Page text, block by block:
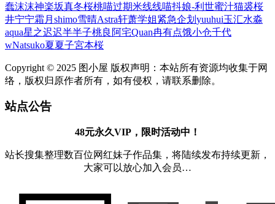
蠢沫沫神楽坂真冬桜桃喵过期米线线喵抖娘-利世蜜汁猫裘桜
井宁宁霜月shimo雪晴Astra轩萧学姐紧急企划 yuuhui玉汇水淼
aqua星之迟迟半半子桃良阿宅Quan冉有点饿小仓千代
wNatsuko夏夏子宮本桜
Copyright © 2025 图小屋 版权声明：本站所有资源均收集于网
络，版权归原作者所有，如有侵权，请联系删除。
站点公告
48元永久VIP，限时活动中！
站长搜集整理数百位网红妹子作品集，将陆续发布持续更新，
大家可以放心加入会员…